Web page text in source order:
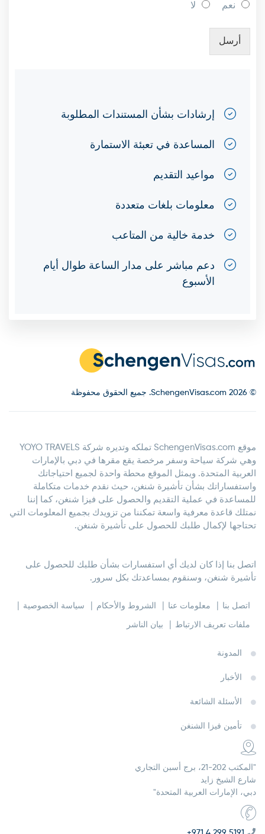
نعم
لا
أرسل
إرشادات بشأن المستندات المطلوبة
المساعدة في تعبئة الاستمارة
مواعيد التقديم
معلومات بلغات متعددة
خدمة خالية من المتاعب
دعم مباشر على مدار الساعة طوال أيام
الأسبوع
© 2026 SchengenVisas.com. جميع الحقوق محفوظة
موقع SchengenVisas.com تملكه وتديره شركة YOYO TRAVELS
وهي شركة سياحة وسفر مرخصة يقع مقرها في دبي بالإمارات
العربية المتحدة. ويمثل الموقع محطة واحدة لجميع احتياجاتك
واستفساراتك بشأن تأشيرة شنغن، حيث نقدم خدمات متكاملة
للمساعدة في عملية التقديم والحصول على فيزا شنغن، كما إننا
نمتلك قاعدة معرفية واسعة تمكننا من تزويدك بجميع المعلومات التي
تحتاجها لإكمال طلبك للحصول على تأشيرة شنغن.
اتصل بنا إذا كان لديك أي استفسارات بشأن طلبك للحصول على
تأشيرة شنغن، وسنقوم بمساعدتك بكل سرور.
اتصل بنا معلومات عنا الشروط والأحكام سياسة الخصوصية
ملفات تعريف الارتباط بيان الناشر
المدونة
الأخبار
الأسئلة الشائعة
تأمين فيزا الشنغن
"المكتب 202-21، برج أسبن التجاري
شارع الشيخ زايد
دبي، الإمارات العربية المتحدة"